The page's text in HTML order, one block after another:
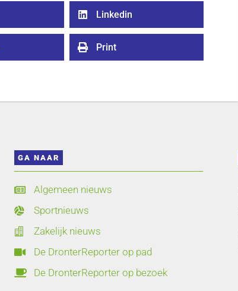
 Linkedin
 Print
GA NAAR
 Algemeen nieuws
 Sportnieuws
 Zakelijk nieuws
 De DronterReporter op pad
 De DronterReporter op bezoek